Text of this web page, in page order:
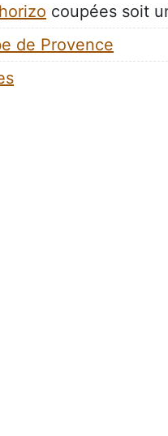
coupées soit
de Provence